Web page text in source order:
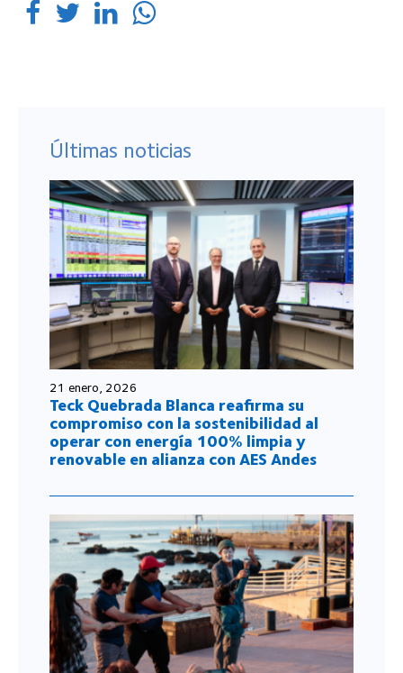
Últimas noticias
21 enero, 2026
Teck Quebrada Blanca reafirma su
compromiso con la sostenibilidad al
operar con energía 100% limpia y
renovable en alianza con AES Andes